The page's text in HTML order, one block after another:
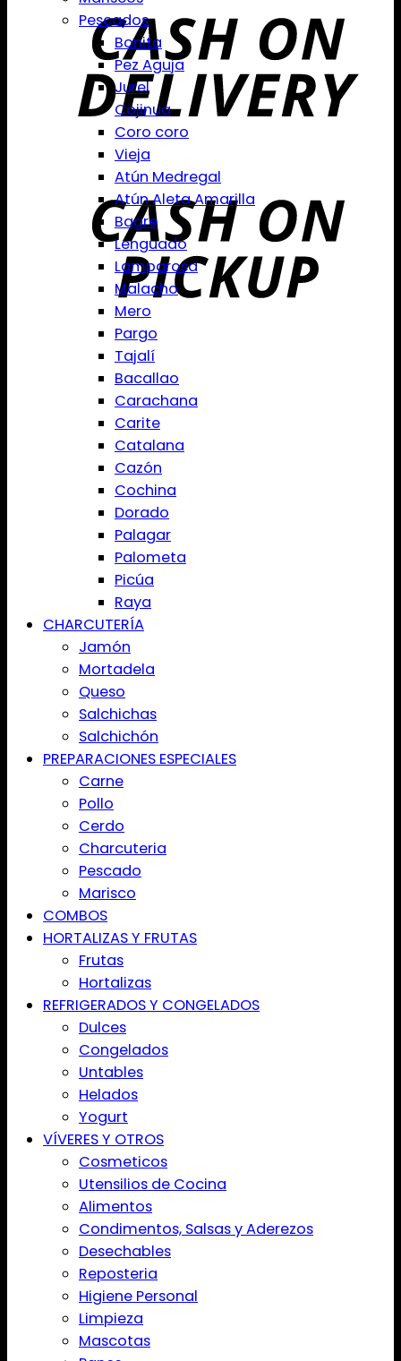
Pescados
Bonita
Pez Aguja
Jurel
Cojinua
Coro coro
Vieja
Atún Medregal
Atún Aleta Amarilla
Bagre
Lenguado
Lamparosa
Malacho
Mero
Pargo
Tajalí
Bacallao
Carachana
Carite
Catalana
Cazón
Cochina
Dorado
Palagar
Palometa
Picúa
Raya
CHARCUTERÍA
Jamón
Mortadela
Queso
Salchichas
Salchichón
PREPARACIONES ESPECIALES
Carne
Pollo
Cerdo
Charcuteria
Pescado
Marisco
COMBOS
HORTALIZAS Y FRUTAS
Frutas
Hortalizas
REFRIGERADOS Y CONGELADOS
Dulces
Congelados
Untables
Helados
Yogurt
VÍVERES Y OTROS
Cosmeticos
Utensilios de Cocina
Alimentos
Condimentos, Salsas y Aderezos
Desechables
Reposteria
Higiene Personal
Limpieza
Mascotas